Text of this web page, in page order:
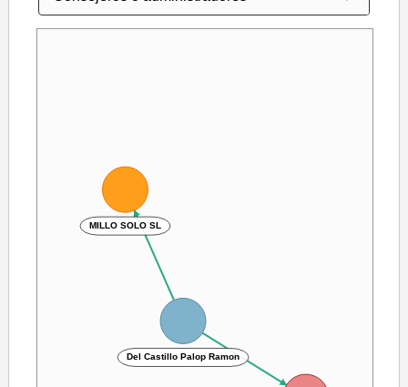
Del Castillo Palop Ramon
MILLO SOLO SL